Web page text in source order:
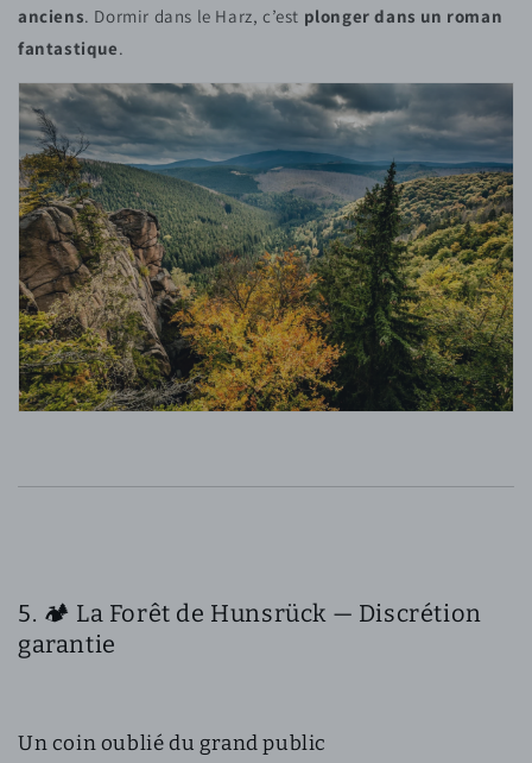
anciens. Dormir dans le Harz, c’est plonger dans un roman
fantastique.
5. 🏕️ La Forêt de Hunsrück — Discrétion
garantie
Un coin oublié du grand public